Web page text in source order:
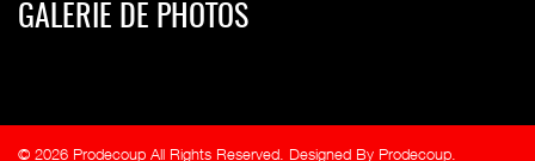
GALERIE DE PHOTOS
© 2026 Prodecoup All Rights Reserved. Designed By Prodecoup.